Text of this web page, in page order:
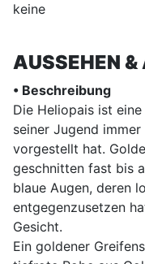
keine
AUSSEHEN &
• Beschreibung
Die Heliopais ist
seiner Jugend
vorgestellt hat.
geschnitten fast bis
blaue Augen, deren
entgegenzusetzen
Gesicht.
Ein goldener